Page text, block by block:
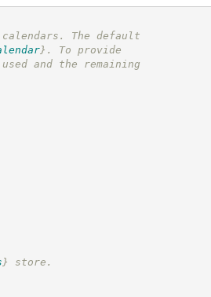
calendars. The default
} . To provide
and the remaining
} store.